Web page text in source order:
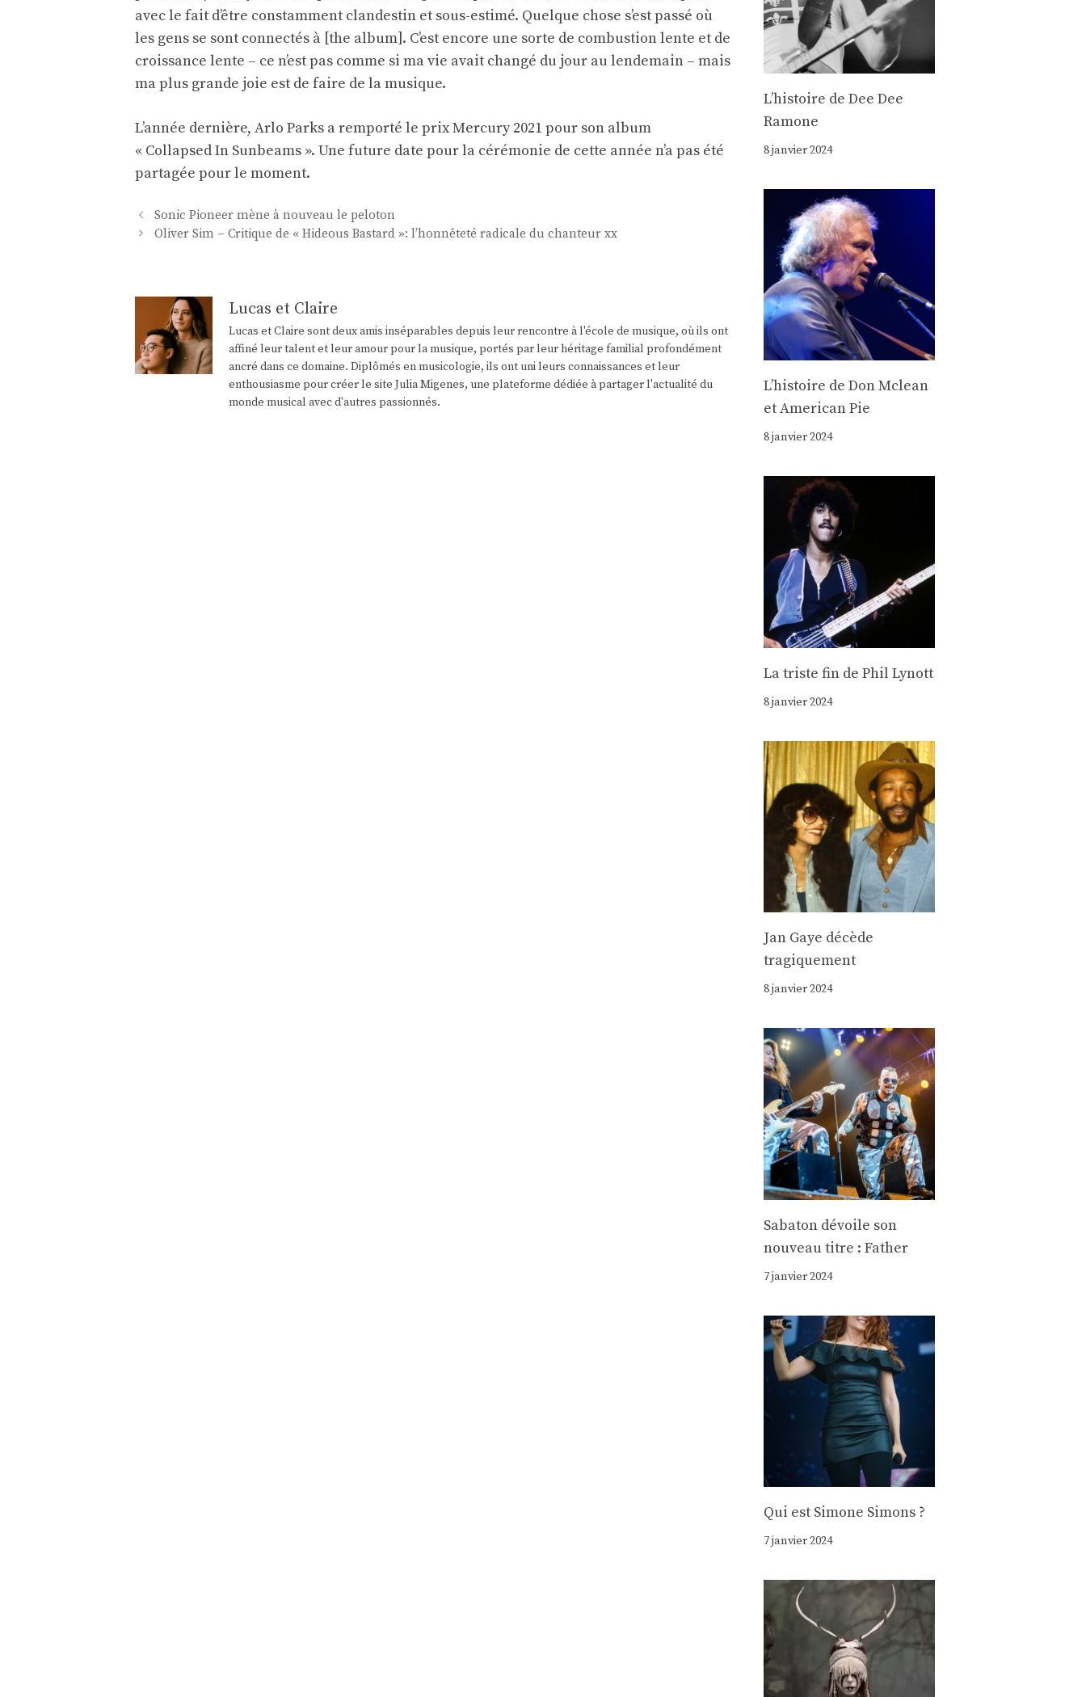
avec le fait d’être constamment clandestin et sous-estimé. Quelque chose s’est passé où
les gens se sont connectés à [the album]. C’est encore une sorte de combustion lente et de
croissance lente – ce n’est pas comme si ma vie avait changé du jour au lendemain – mais
ma plus grande joie est de faire de la musique.
L’année dernière, Arlo Parks a remporté le prix Mercury 2021 pour son album
« Collapsed In Sunbeams ». Une future date pour la cérémonie de cette année n’a pas été
partagée pour le moment.
Navigation
des
Sonic Pioneer mène à nouveau le peloton
Oliver Sim – Critique de « Hideous Bastard »: l’honnêteté radicale du chanteur xx
Lucas et Claire
Lucas et Claire sont deux amis inséparables depuis leur rencontre à l'école de musique, où ils ont
affiné leur talent et leur amour pour la musique, portés par leur héritage familial profondément
ancré dans ce domaine. Diplômés en musicologie, ils ont uni leurs connaissances et leur
enthousiasme pour créer le site Julia Migenes, une plateforme dédiée à partager l'actualité du
monde musical avec d'autres passionnés.
Lʼhistoire de Dee Dee
Ramone
8 janvier 2024
Lʼhistoire de Don Mclean
et American Pie
8 janvier 2024
La triste fin de Phil Lynott
8 janvier 2024
Jan Gaye décède
tragiquement
8 janvier 2024
Sabaton dévoile son
nouveau titre : Father
7 janvier 2024
Qui est Simone Simons ?
7 janvier 2024